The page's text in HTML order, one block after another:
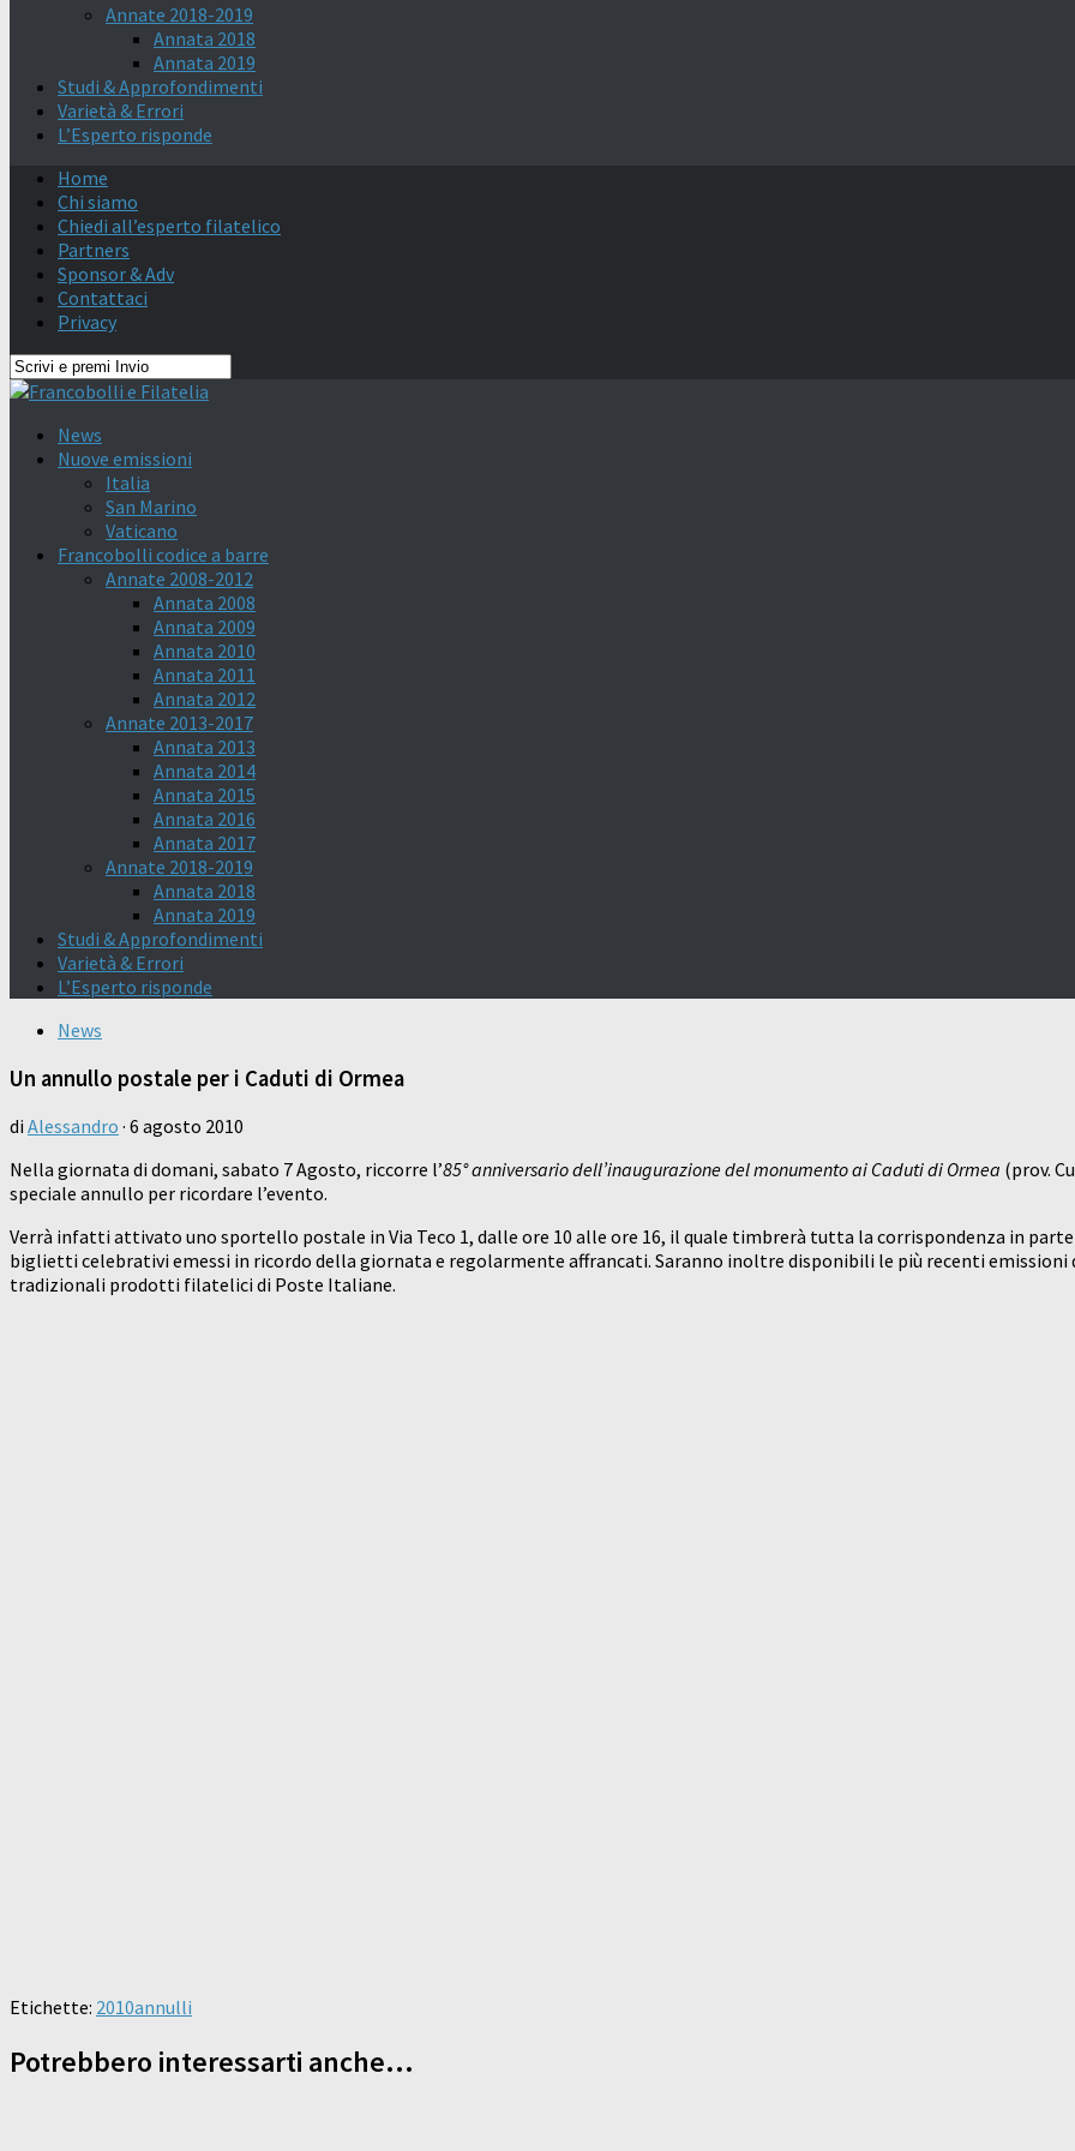
Annate 2018-2019
Annata 2018
Annata 2019
Studi & Approfondimenti
Varietà & Errori
L’Esperto risponde
Home
Chi siamo
Chiedi all’esperto filatelico
Partners
Sponsor & Adv
Contattaci
Privacy
News
Nuove emissioni
Italia
San Marino
Vaticano
Francobolli codice a barre
Annate 2008-2012
Annata 2008
Annata 2009
Annata 2010
Annata 2011
Annata 2012
Annate 2013-2017
Annata 2013
Annata 2014
Annata 2015
Annata 2016
Annata 2017
Annate 2018-2019
Annata 2018
Annata 2019
Studi & Approfondimenti
Varietà & Errori
L’Esperto risponde
News
Un annullo postale per i Caduti di Ormea
di Alessandro · 6 agosto 2010
Nella giornata di domani, sabato 7 Agosto, riccorre l’85° anniversario dell’inaugurazione del monumento ai Caduti di Ormea (prov.
speciale annullo per ricordare l’evento.
Verrà infatti attivato uno sportello postale in Via Teco 1, dalle ore 10 alle ore 16, il quale timbrerà tutta la corrispondenza in
biglietti celebrativi emessi in ricordo della giornata e regolarmente affrancati. Saranno inoltre disponibili le più recenti
tradizionali prodotti filatelici di Poste Italiane.
Etichette: 2010annulli
Potrebbero interessarti anche...